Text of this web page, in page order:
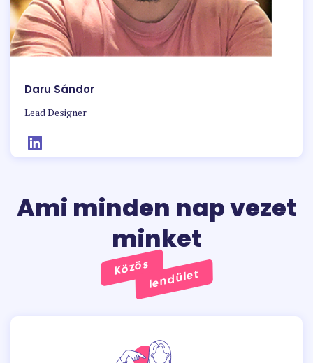
Daru Sándor
Lead Designer
Ami minden nap vezet
minket
Közös
lendület